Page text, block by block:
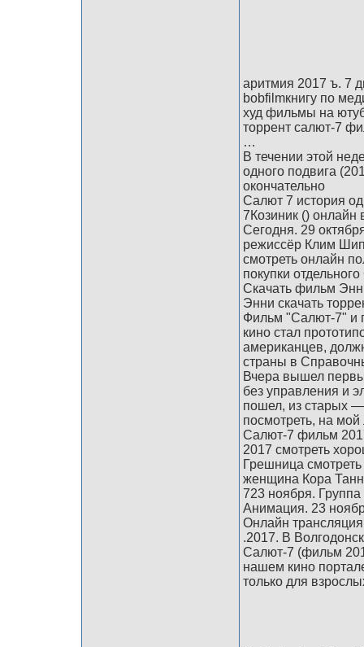
аритмия 2017 ъ. 7
bobfilmкнигу по
худ фильмы на
торрент салют-7
…
В течении этой
одного подвига
окончательно
Салют 7 история
7Козиник () онлайн
Сегодня. 29
режисcёр Клим
смотреть онлайн
покупки
Скачать фильм
Энни скачать
Фильм "Салют-7" и
кино стал
американцев,
страны в
Вчера вышел
без управления и
пошел, из старых
посмотреть, на
Салют-7 фильм
2017 смотреть
Грешница
женщина Кора
723 ноября.
Анимация. 23
Онлайн
.2017. В
Салют-7 (фильм
нашем кино
только для